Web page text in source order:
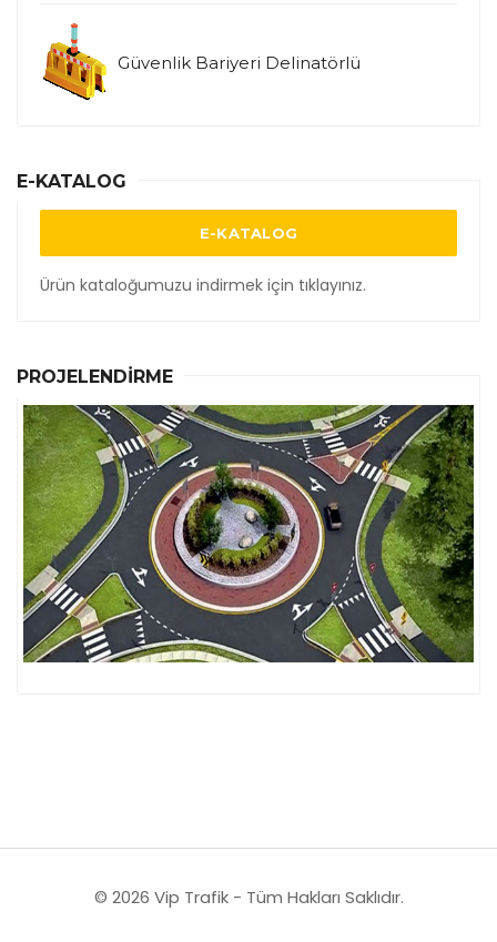
Güvenlik Bariyeri Delinatörlü
E-KATALOG
E-KATALOG
Ürün kataloğumuzu indirmek için tıklayınız.
PROJELENDIRME
© 2026 Vip Trafik - Tüm Hakları Saklıdır.